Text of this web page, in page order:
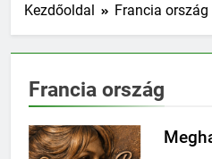
Kezdőoldal Francia ország
Francia ország